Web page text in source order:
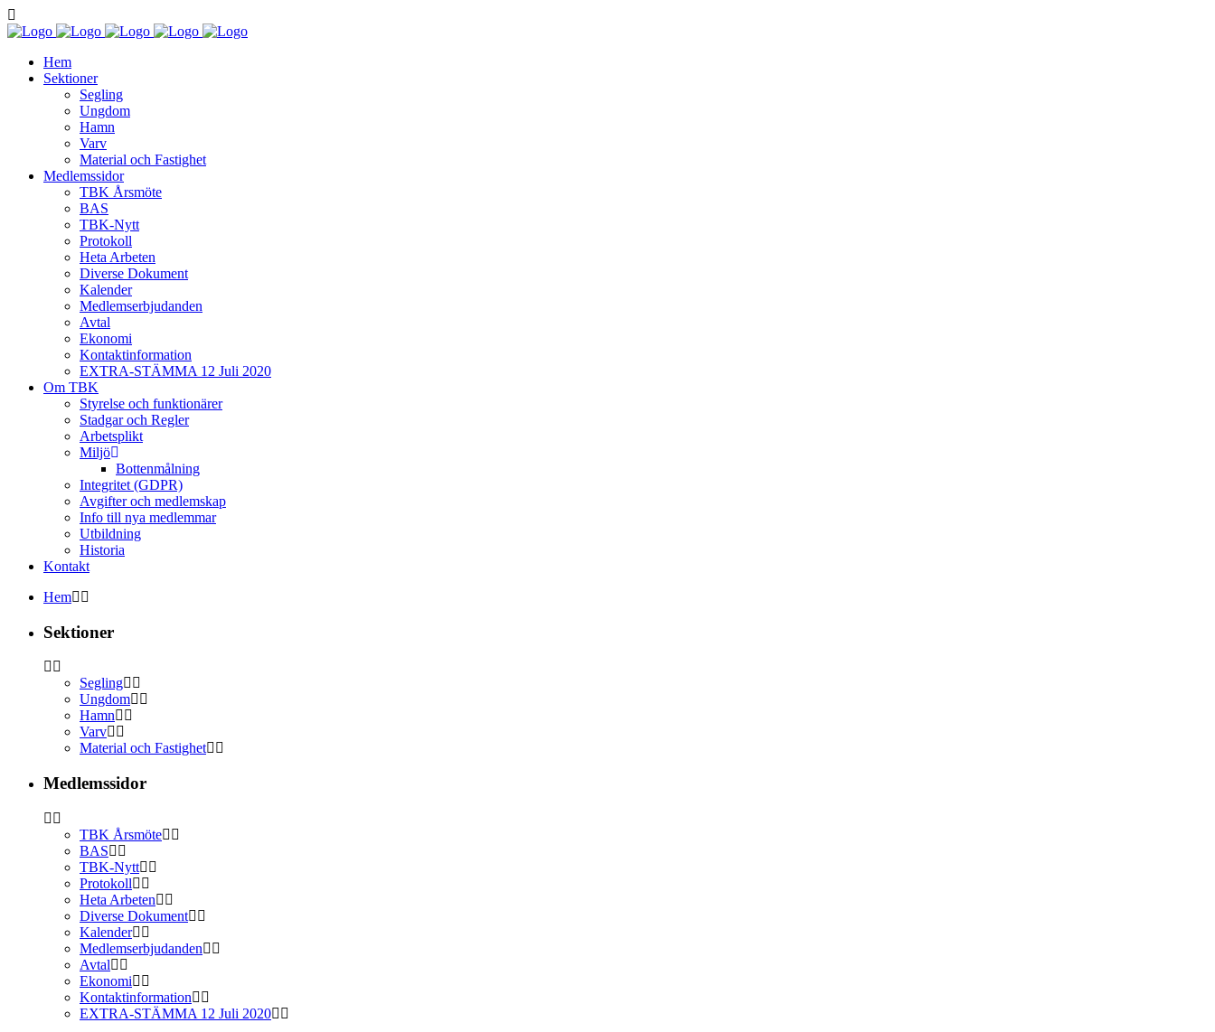
Hem
Sektioner
Segling
Ungdom
Hamn
Varv
Material och Fastighet
Medlemssidor
TBK Årsmöte
BAS
TBK-Nytt
Protokoll
Heta Arbeten
Diverse Dokument
Kalender
Medlemserbjudanden
Avtal
Ekonomi
Kontaktinformation
EXTRA-STÄMMA 12 Juli 2020
Om TBK
Styrelse och funktionärer
Stadgar och Regler
Arbetsplikt
Miljö
Bottenmålning
Integritet (GDPR)
Avgifter och medlemskap
Info till nya medlemmar
Utbildning
Historia
Kontakt
Hem
Sektioner
Segling
Ungdom
Hamn
Varv
Material och Fastighet
Medlemssidor
TBK Årsmöte
BAS
TBK-Nytt
Protokoll
Heta Arbeten
Diverse Dokument
Kalender
Medlemserbjudanden
Avtal
Ekonomi
Kontaktinformation
EXTRA-STÄMMA 12 Juli 2020